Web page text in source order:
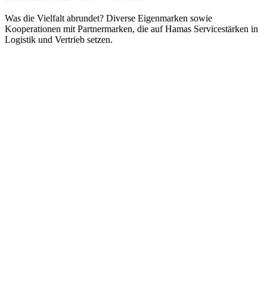
Was die Vielfalt abrundet? Diverse Eigenmarken sowie
Kooperationen mit Partnermarken, die auf Hamas Servicestärken in
Logistik und Vertrieb setzen.